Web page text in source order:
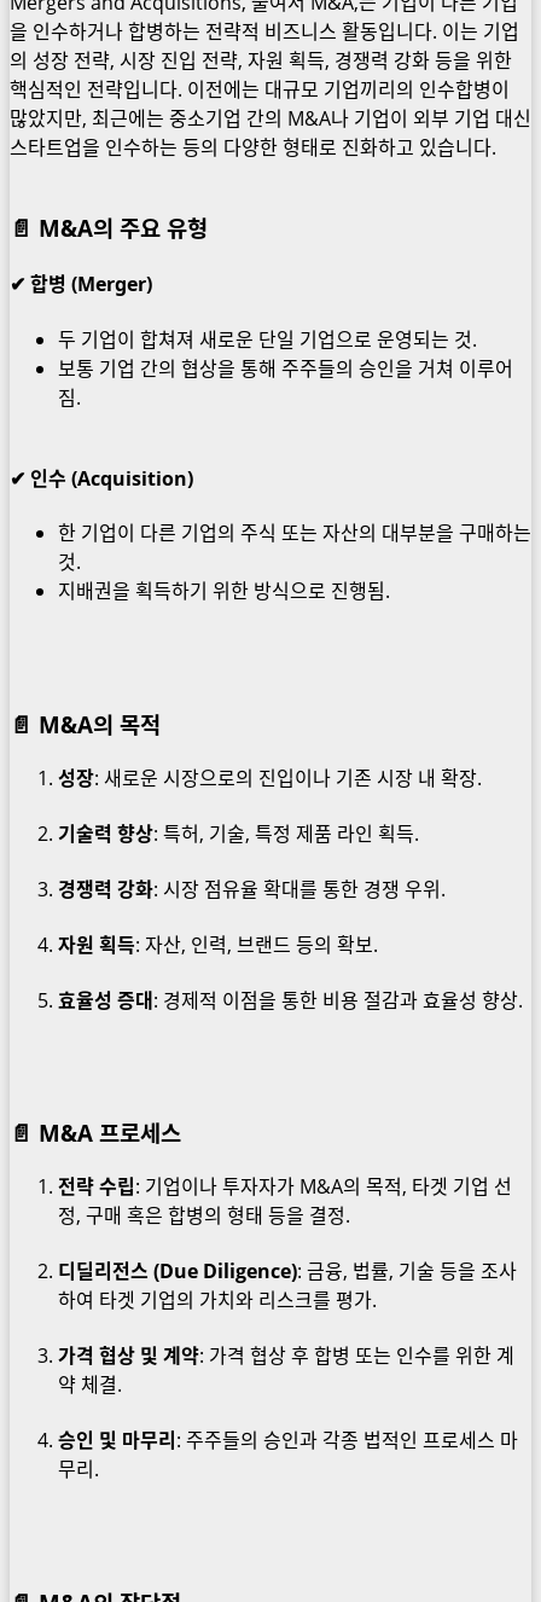
을 인수하거나 합병하는 전략적 비즈니스 활동입니다. 이는 기업
의 성장 전략, 시장 진입 전략, 자원 획득, 경쟁력 강화 등을 위한
핵심적인 전략입니다. 이전에는 대규모 기업끼리의 인수합병이
많았지만, 최근에는 중소기업 간의 M&A나 기업이 외부 기업 대신
스타트업을 인수하는 등의 다양한 형태로 진화하고 있습니다.
📄 M&A의 주요 유형
✔ 합병 (Merger)
두 기업이 합쳐져 새로운 단일 기업으로 운영되는 것.
보통 기업 간의 협상을 통해 주주들의 승인을 거쳐 이루어
짐.
✔ 인수 (Acquisition)
한 기업이 다른 기업의 주식 또는 자산의 대부분을 구매하는
것.
지배권을 획득하기 위한 방식으로 진행됨.
📄 M&A의 목적
성장: 새로운 시장으로의 진입이나 기존 시장 내 확장.
기술력 향상: 특허, 기술, 특정 제품 라인 획득.
경쟁력 강화: 시장 점유율 확대를 통한 경쟁 우위.
자원 획득: 자산, 인력, 브랜드 등의 확보.
효율성 증대: 경제적 이점을 통한 비용 절감과 효율성 향상.
📄 M&A 프로세스
전략 수립: 기업이나 투자자가 M&A의 목적, 타겟 기업 선
정, 구매 혹은 합병의 형태 등을 결정.
디딜리전스 (Due Diligence): 금융, 법률, 기술 등을 조사
하여 타겟 기업의 가치와 리스크를 평가.
가격 협상 및 계약: 가격 협상 후 합병 또는 인수를 위한 계
약 체결.
승인 및 마무리: 주주들의 승인과 각종 법적인 프로세스 마
무리.